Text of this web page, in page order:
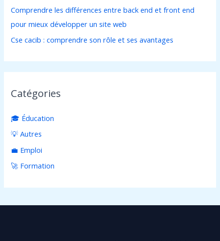
Comprendre les différences entre back end et front end
pour mieux développer un site web
Cse cacib : comprendre son rôle et ses avantages
Catégories
🎓 Éducation
💡 Autres
💼 Emploi
🚀 Formation